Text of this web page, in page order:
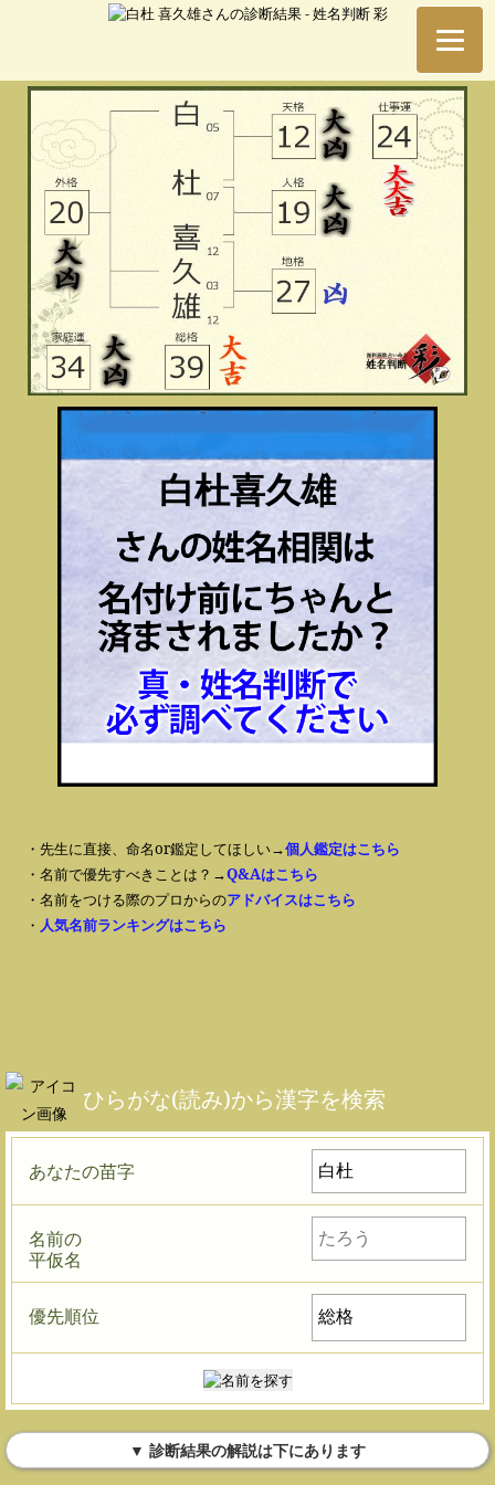
白杜喜久雄
・先生に直接、命名or鑑定してほしい→個人鑑定はこちら
・名前で優先すべきことは？→Q&Aはこちら
・名前をつける際のプロからのアドバイスはこちら
・ 人気名前ランキングはこちら
ひらがな(読み)から漢字を検索
あなたの苗字
名前の
平仮名
優先順位
▼ 診断結果の解説は下にあります